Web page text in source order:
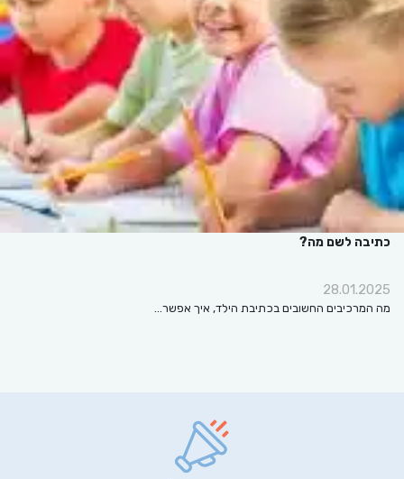
כתיבה לשם מה?
28.01.2025
מה המרכיבים החשובים בכתיבת הילד, איך אפשר…